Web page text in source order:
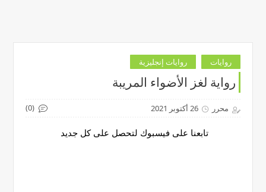
روايات روايات إنجليزية
رواية لغز الأضواء المريبة
محرر 26 أكتوبر 2021 (0)
تابعنا على فيسبوك لتحصل على كل جديد